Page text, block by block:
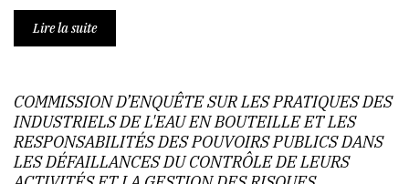
Lire la suite
COMMISSION D’ENQUÊTE SUR LES PRATIQUES DES
INDUSTRIELS DE L'EAU EN BOUTEILLE ET LES
RESPONSABILITÉS DES POUVOIRS PUBLICS DANS
LES DÉFAILLANCES DU CONTRÔLE DE LEURS